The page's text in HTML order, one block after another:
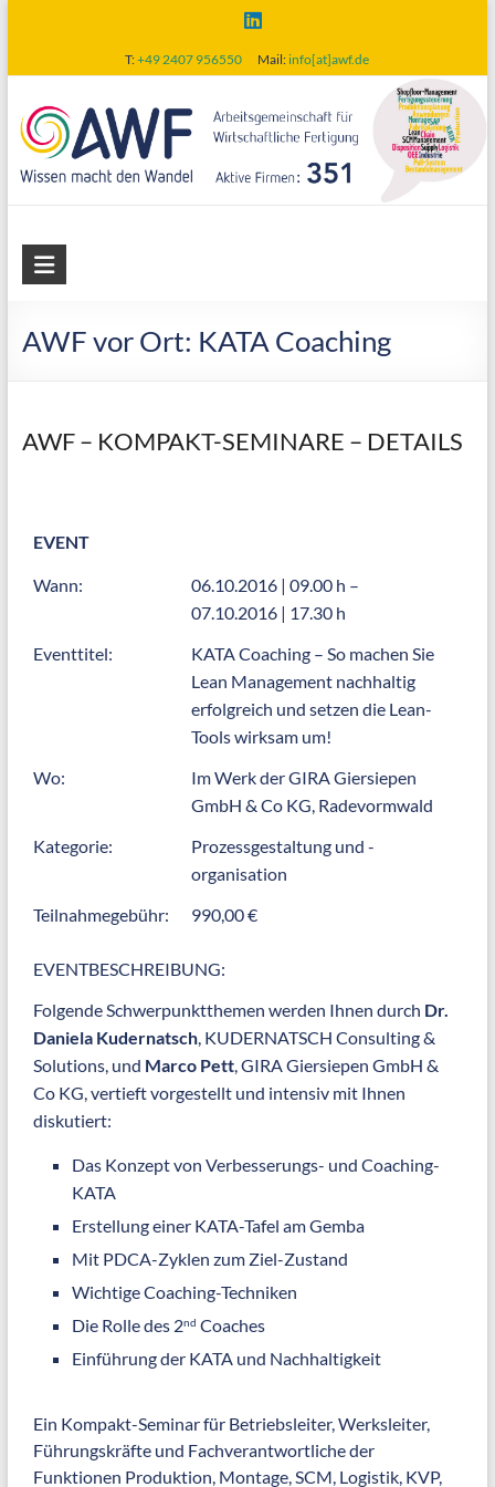
content
T:+49 2407 956550 Mail:info[at]awf.de
AWF
wirtschaftliche
AWF vor Ort: KATA Coaching
AWF – KOMPAKT-SEMINARE – DETAILS
EVENT
Wann:
06.10.2016 | 09.00 h –
07.10.2016 | 17.30 h
Eventtitel:
KATA Coaching – So machen Sie
Lean Management nachhaltig
erfolgreich und setzen die Lean-
Tools wirksam um!
Wo:
Im Werk derGIRA Giersiepen
GmbH & Co KG, Radevormwald
Kategorie:
Prozessgestaltung und -
organisation
Teilnahmegebühr:
990,00 €
EVENTBESCHREIBUNG:
Folgende Schwerpunktthemen werden Ihnen durch Dr.
Daniela Kudernatsch, KUDERNATSCH Consulting &
Solutions, und Marco Pett, GIRA Giersiepen GmbH &
Co KG, vertieft vorgestellt und intensiv mit Ihnen
diskutiert:
Das Konzept von Verbesserungs- und Coaching-
KATA
Erstellung einer KATA-Tafel am Gemba
Mit PDCA-Zyklen zum Ziel-Zustand
Wichtige Coaching-Techniken
Die Rolle des 2nd Coaches
Einführung der KATA und Nachhaltigkeit
Ein Kompakt-Seminar für Betriebsleiter, Werksleiter,
Führungskräfte und Fachverantwortliche der
Funktionen Produktion, Montage, SCM, Logistik, KVP,